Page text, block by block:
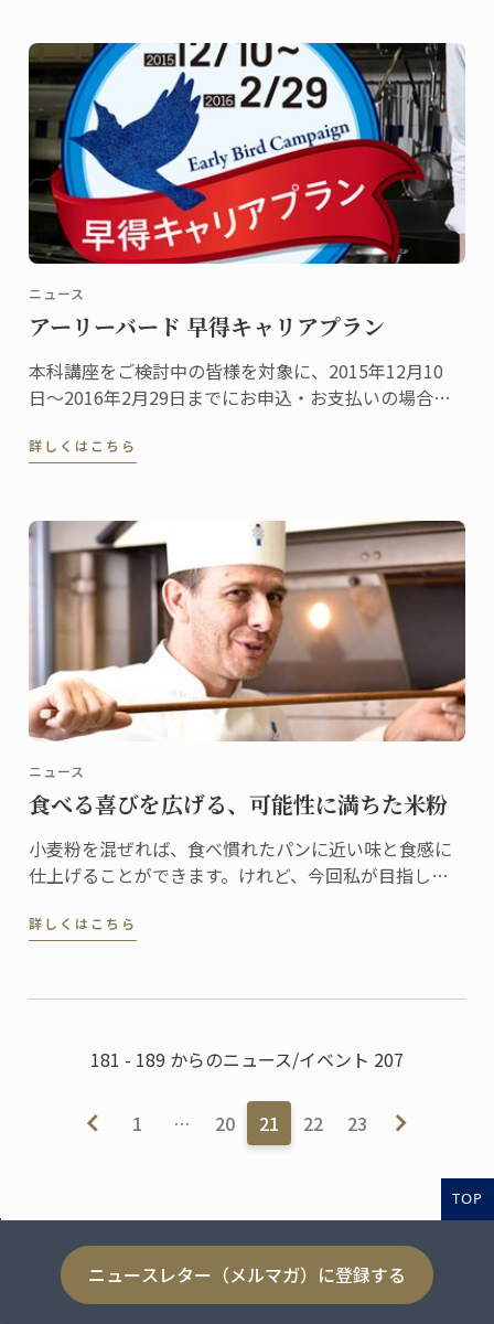
ニュース
アーリーバード 早得キャリアプラン
本科講座をご検討中の皆様を対象に、2015年12月10
日〜2016年2月29日までにお申込・お支払いの場合に
受付致します。
詳しくはこちら
ニュース
食べる喜びを広げる、可能性に満ちた米粉
小麦粉を混ぜれば、食べ慣れたパンに近い味と食感に
仕上げることができます。けれど、今回私が目指した
に“笑顔を届けるパン”。ですから、“米粉100％”にこだ
詳しくはこちら
181 - 189 からのニュース/イベント 207
1 … 20 21 22 23
TOP
ニュースレター（メルマガ）に登録する